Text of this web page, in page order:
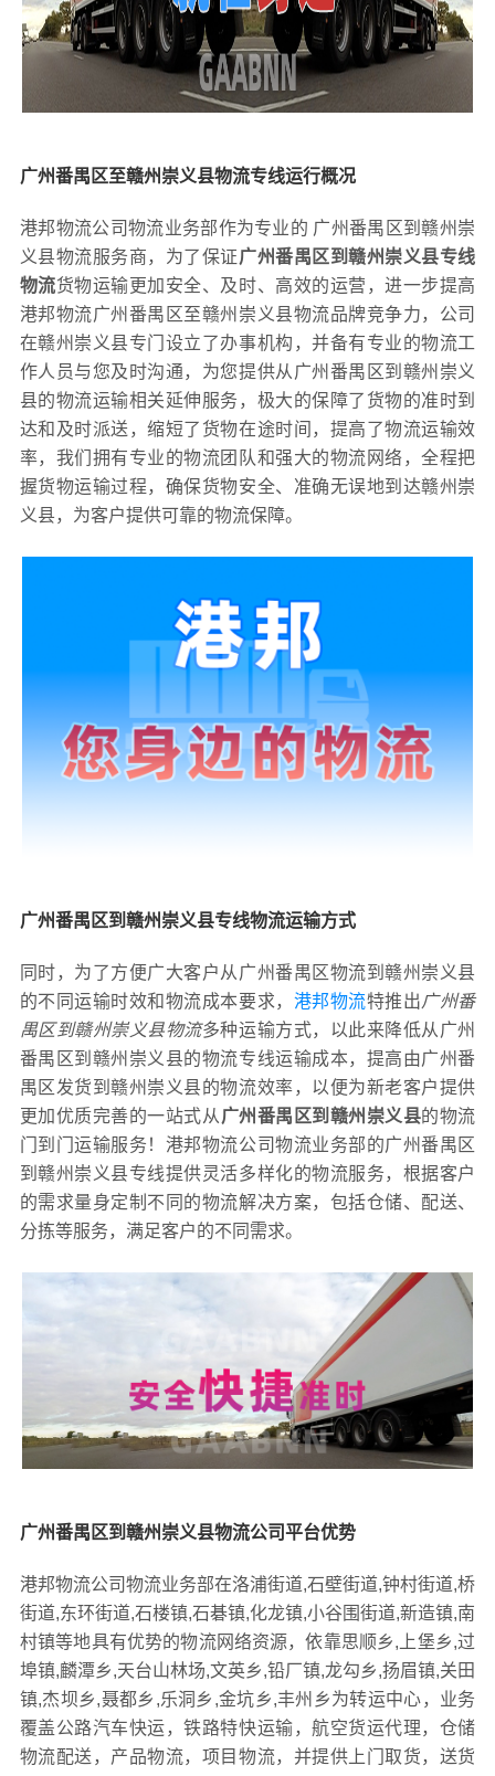
广州番禺区至赣州崇义县物流专线运行概况
港邦物流公司物流业务部作为专业的 广州番禺区到赣州崇
义县物流服务商，为了保证广州番禺区到赣州崇义县专线
物流货物运输更加安全、及时、高效的运营，进一步提高
港邦物流广州番禺区至赣州崇义县物流品牌竞争力，公司
在赣州崇义县专门设立了办事机构，并备有专业的物流工
作人员与您及时沟通，为您提供从广州番禺区到赣州崇义
县的物流运输相关延伸服务，极大的保障了货物的准时到
达和及时派送，缩短了货物在途时间，提高了物流运输效
率，我们拥有专业的物流团队和强大的物流网络，全程把
握货物运输过程，确保货物安全、准确无误地到达赣州崇
义县，为客户提供可靠的物流保障。
广州番禺区到赣州崇义县专线物流运输方式
同时，为了方便广大客户从广州番禺区物流到赣州崇义县
的不同运输时效和物流成本要求， 港邦物流特推出广州番
禺区到赣州崇义县物流多种运输方式，以此来降低从广州
番禺区到赣州崇义县的物流专线运输成本，提高由广州番
禺区发货到赣州崇义县的物流效率，以便为新老客户提供
更加优质完善的一站式从 广州番禺区到赣州崇义县的物流
门到门运输服务！港邦物流公司物流业务部的广州番禺区
到赣州崇义县专线提供灵活多样化的物流服务，根据客户
的需求量身定制不同的物流解决方案，包括仓储、配送、
分拣等服务，满足客户的不同需求。
广州番禺区到赣州崇义县物流公司平台优势
港邦物流公司物流业务部在洛浦街道,石壁街道,钟村街道,桥
街道,东环街道,石楼镇,石碁镇,化龙镇,小谷围街道,新造镇,南
村镇等地具有优势的物流网络资源，依靠思顺乡,上堡乡,过
埠镇,麟潭乡,天台山林场,文英乡,铅厂镇,龙勾乡,扬眉镇,关田
镇,杰坝乡,聂都乡,乐洞乡,金坑乡,丰州乡为转运中心，业务
覆盖公路汽车快运，铁路特快运输，航空货运代理，仓储
物流配送，产品物流，项目物流，并提供上门取货，送货